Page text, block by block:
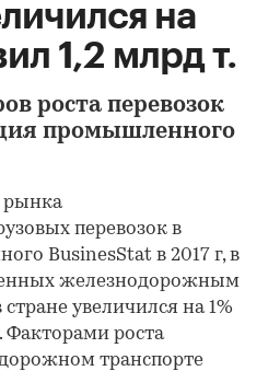
на
1,2 млрд т.
роста перевозок
промышленного
рынка
перевозок в
BusinesStat в 2017 г, в
железнодорожным
увеличился на 1%
Факторами роста
транспорте